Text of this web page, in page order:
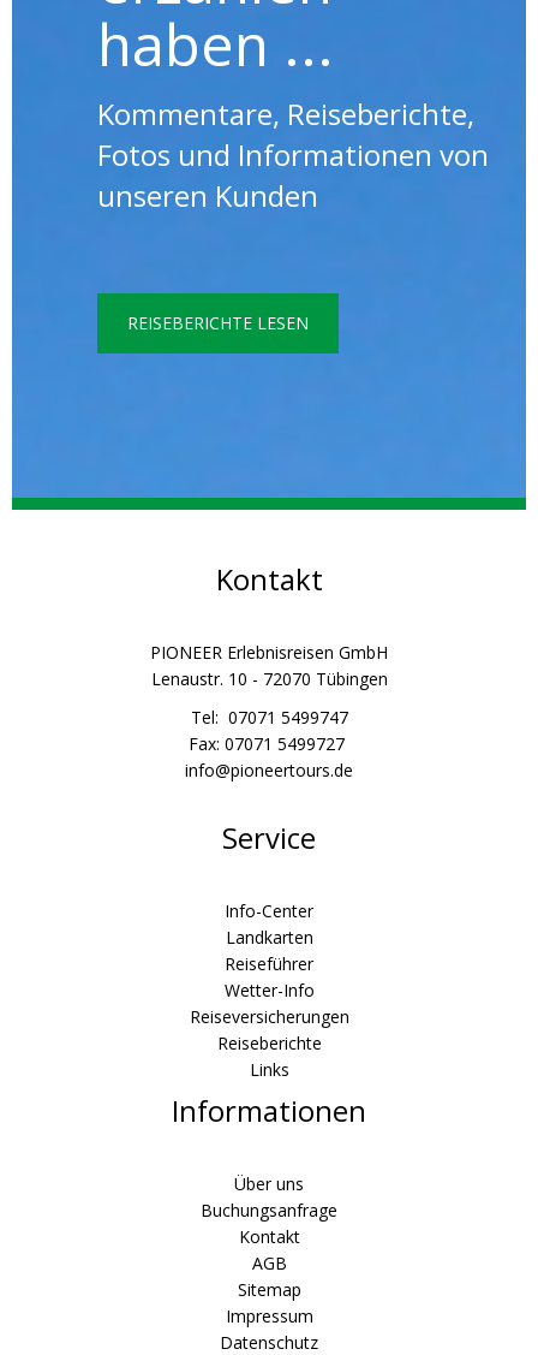
haben ...
Kommentare, Reiseberichte,
Fotos und Informationen von
unseren Kunden
REISEBERICHTE LESEN
Kontakt
PIONEER Erlebnisreisen GmbH
Lenaustr. 10 - 72070 Tübingen
Tel: 07071 5499747
Fax: 07071 5499727
info@pioneertours.de
Service
Info-Center
Landkarten
Reiseführer
Wetter-Info
Reiseversicherungen
Reiseberichte
Links
Informationen
Über uns
Buchungsanfrage
Kontakt
AGB
Sitemap
Impressum
Datenschutz